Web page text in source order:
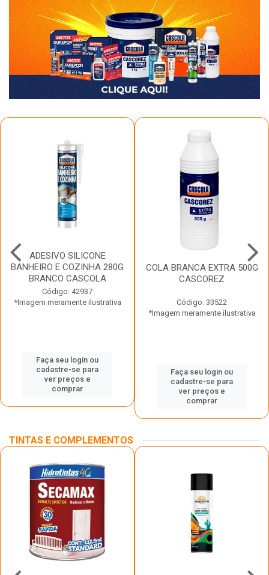
ADESIVO SILICONE
BANHEIRO E COZINHA 280G
BRANCO CASCOLA
Código: 42937
*Imagem meramente ilustrativa
Faça seu login ou
cadastre-se para
ver preços e
comprar
COLA BRANCA EXTRA 500G
CASCOREZ
Código: 33522
*Imagem meramente ilustrativa
Faça seu login ou
cadastre-se para
ver preços e
comprar
TINTAS E COMPLEMENTOS